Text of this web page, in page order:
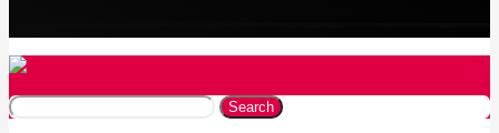
Search